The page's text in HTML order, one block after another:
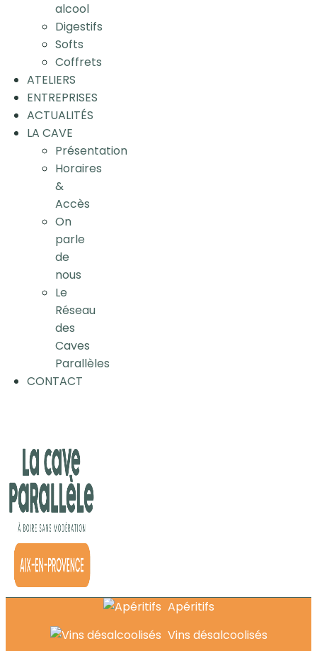
alcool
Digestifs
Softs
Coffrets
ATELIERS
ENTREPRISES
ACTUALITÉS
LA CAVE
Présentation
Horaires
&
Accès
On
parle
de
nous
Le
Réseau
des
Caves
Parallèles
CONTACT
Apéritifs
Vins désalcoolisés